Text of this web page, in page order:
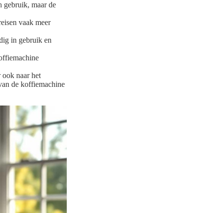
gebruik, maar de
vaak meer
in gebruik en
ook naar het
de koffiemachine